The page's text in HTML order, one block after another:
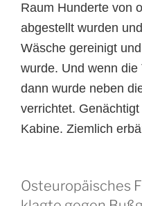
Raum Hunderte von
abgestellt wurden
Wäsche gereinigt
wurde. Und wenn die
dann wurde neben
verrichtet.
Kabine. Ziemlich
Osteuropäisches